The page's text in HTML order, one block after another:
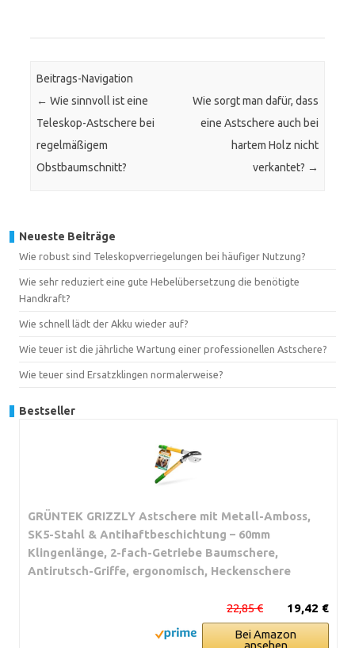
Beitrags-Navigation
← Wie sinnvoll ist eine
Teleskop-Astschere bei
regelmäßigem
Obstbaumschnitt?
Wie sorgt man dafür, dass
eine Astschere auch bei
hartem Holz nicht
verkantet? →
Neueste Beiträge
Wie robust sind Teleskopverriegelungen bei häufiger Nutzung?
Wie sehr reduziert eine gute Hebelübersetzung die benötigte
Handkraft?
Wie schnell lädt der Akku wieder auf?
Wie teuer ist die jährliche Wartung einer professionellen Astschere?
Wie teuer sind Ersatzklingen normalerweise?
Bestseller
GRÜNTEK GRIZZLY Astschere mit Metall-Amboss,
SK5-Stahl & Antihaftbeschichtung – 60mm
Klingenlänge, 2-fach-Getriebe Baumschere,
Antirutsch-Griffe, ergonomisch, Heckenschere
19,42 €
22,85 €
Bei Amazon
ansehen